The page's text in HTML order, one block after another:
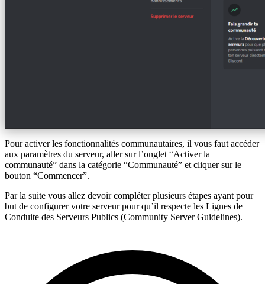
Pour activer les fonctionnalités communautaires, il vous faut accéder
aux paramètres du serveur, aller sur l’onglet “Activer la
communauté” dans la catégorie “Communauté” et cliquer sur le
bouton “Commencer”.
Par la suite vous allez devoir compléter plusieurs étapes ayant pour
but de configurer votre serveur pour qu’il respecte les Lignes de
Conduite des Serveurs Publics (Community Server Guidelines).